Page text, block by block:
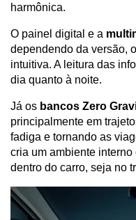
harmônica.
O painel digital e a
dependendo da versão,
intuitiva. A leitura das
dia quanto à noite.
Já os bancos Zero
principalmente em
fadiga e tornando as
cria um ambiente
dentro do carro, seja no